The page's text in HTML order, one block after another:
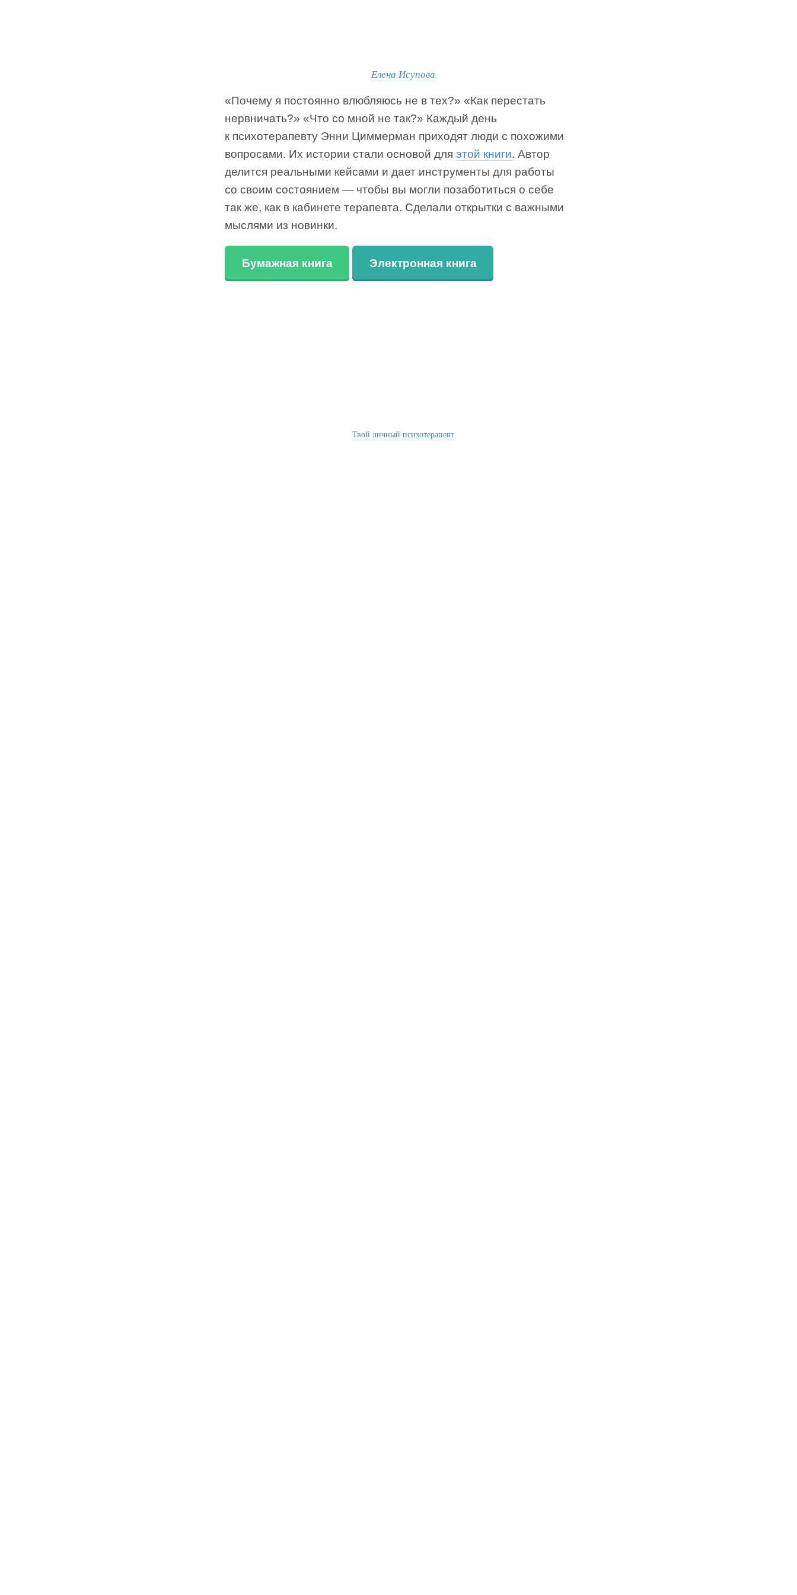
Елена Исупова
«Почему я постоянно влюбляюсь не в тех?» «Как перестать
нервничать?» «Что со мной не так?» Каждый день
к психотерапевту Энни Циммерман приходят люди с похожими
вопросами. Их истории стали основой для этой книги. Автор
делится реальными кейсами и дает инструменты для работы
со своим состоянием — чтобы вы могли позаботиться о себе
так же, как в кабинете терапевта. Сделали открытки с важными
мыслями из новинки.
Бумажная книга Электронная книга
Твой личный психотерапевт